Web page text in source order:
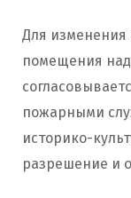
Для изменения
помещения
пожарными
историко-
разрешение и